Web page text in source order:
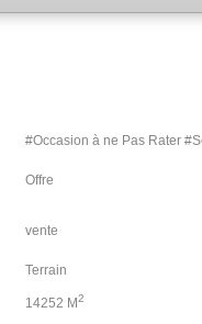
#Occasion à ne Pas Rater
Offre
vente
Terrain
14252 M2